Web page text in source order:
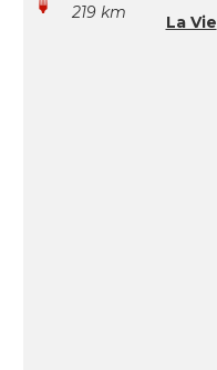
219 km
La Vie